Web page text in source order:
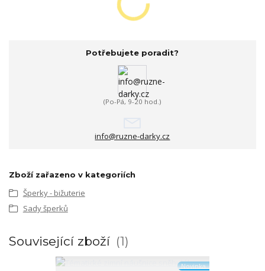
Potřebujete poradit?
(Po-Pá, 9-20 hod.)
info@ruzne-darky.cz
Zboží zařazeno v kategoriích
Šperky - bižuterie
Sady šperků
Související zboží 1
Novinka